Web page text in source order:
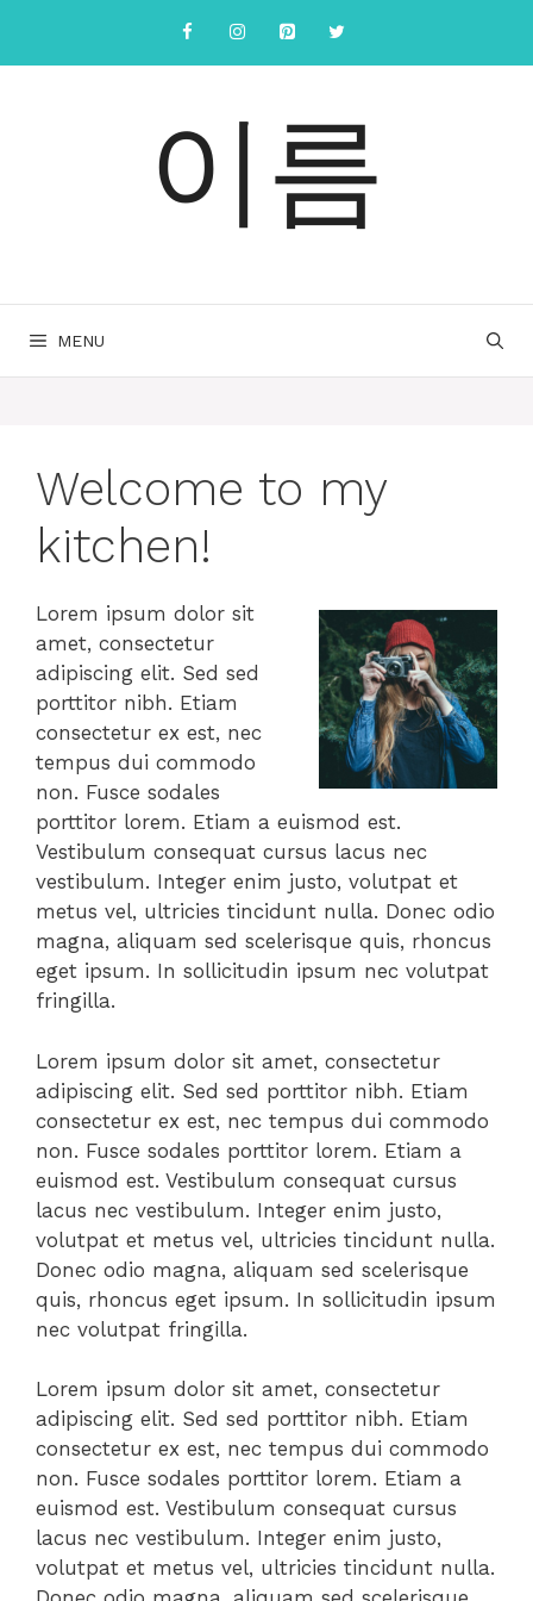
츠
이름
MENU
Welcome to my
kitchen!
Lorem ipsum dolor sit
amet, consectetur
adipiscing elit. Sed sed
porttitor nibh. Etiam
consectetur ex est, nec
tempus dui commodo
non. Fusce sodales
porttitor lorem. Etiam a euismod est.
Vestibulum consequat cursus lacus nec
vestibulum. Integer enim justo, volutpat et
metus vel, ultricies tincidunt nulla. Donec odio
magna, aliquam sed scelerisque quis, rhoncus
eget ipsum. In sollicitudin ipsum nec volutpat
fringilla.
Lorem ipsum dolor sit amet, consectetur
adipiscing elit. Sed sed porttitor nibh. Etiam
consectetur ex est, nec tempus dui commodo
non. Fusce sodales porttitor lorem. Etiam a
euismod est. Vestibulum consequat cursus
lacus nec vestibulum. Integer enim justo,
volutpat et metus vel, ultricies tincidunt nulla.
Donec odio magna, aliquam sed scelerisque
quis, rhoncus eget ipsum. In sollicitudin ipsum
nec volutpat fringilla.
Lorem ipsum dolor sit amet, consectetur
adipiscing elit. Sed sed porttitor nibh. Etiam
consectetur ex est, nec tempus dui commodo
non. Fusce sodales porttitor lorem. Etiam a
euismod est. Vestibulum consequat cursus
lacus nec vestibulum. Integer enim justo,
volutpat et metus vel, ultricies tincidunt nulla.